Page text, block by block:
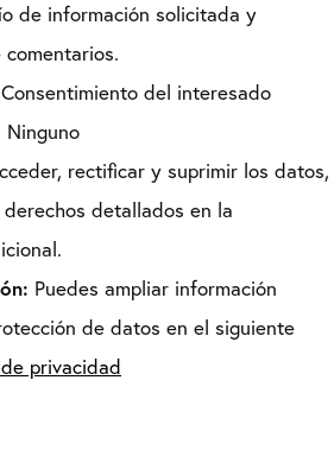
de información solicitada y
Consentimiento del interesado
Ninguno
rectificar y suprimir los datos,
detallados en la
Puedes ampliar información
de datos en el siguiente
privacidad